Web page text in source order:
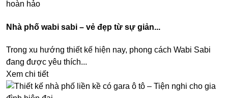
Nhà phố wabi sabi – vẻ đẹp từ sự giản...
Trong xu hướng thiết kế hiện nay, phong cách Wabi Sabi
đang được yêu thích...
Xem chi tiết